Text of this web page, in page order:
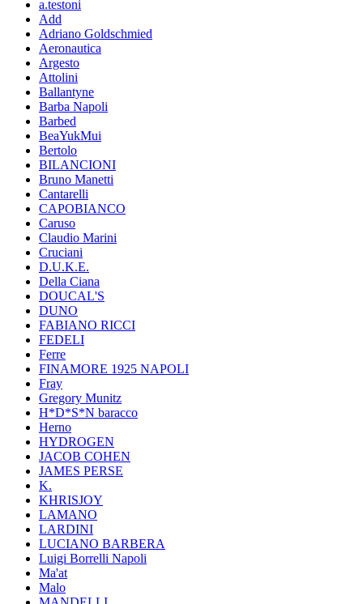
a.testoni
Add
Adriano Goldschmied
Aeronautica
Argesto
Attolini
Ballantyne
Barba Napoli
Barbed
BeaYukMui
Bertolo
BILANCIONI
Bruno Manetti
Cantarelli
CAPOBIANCO
Caruso
Claudio Marini
Cruciani
D.U.K.E.
Della Ciana
DOUCAL'S
DUNO
FABIANO RICCI
FEDELI
Ferre
FINAMORE 1925 NAPOLI
Fray
Gregory Munitz
H*D*S*N baracco
Herno
HYDROGEN
JACOB COHEN
JAMES PERSE
K.
KHRISJOY
LAMANO
LARDINI
LUCIANO BARBERA
Luigi Borrelli Napoli
Ma'at
Malo